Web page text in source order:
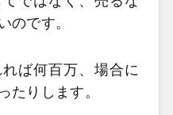
のです。
ば何百万、場合に
たりします。